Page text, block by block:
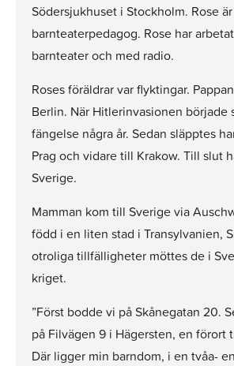
Södersjukhuset i Stockholm. Rose
barnteaterpedagog. Rose har
barnteater och med radio.
Roses föräldrar var flyktingar.
Berlin. När Hitlerinvasionen började
fängelse några år. Sedan släpptes
Prag och vidare till Krakow. Till slut
Sverige.
Mamman kom till Sverige via
född i en liten stad i Transylvanien,
otroliga tillfälligheter möttes de i
kriget.
”Först bodde vi på Skånegatan 20.
på Filvägen 9 i Hägersten, en förort
Där ligger min barndom, i en tvåa-